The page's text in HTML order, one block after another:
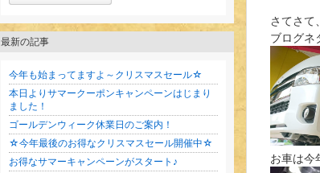
さてさて
ブログネ
お車は今
最新の記事
今年も始まってますよ～クリスマスセール☆
本日よりサマークーポンキャンペーンはじまり
ました！
ゴールデンウィーク休業日のご案内！
☆今年最後のお得なクリスマスセール開催中☆
お得なサマーキャンペーンがスタート♪